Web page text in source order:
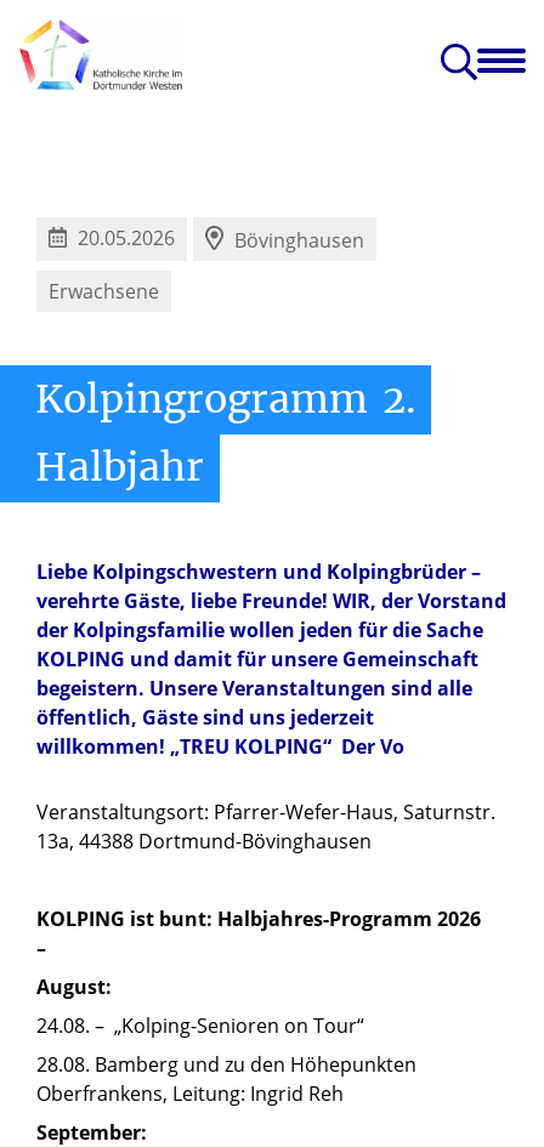
Caritas, Glaube
20.05.2026
Bövinghausen
Erwachsene
Kolpingrogramm 2.
Halbjahr
Liebe Kolpingschwestern und Kolpingbrüder –
verehrte Gäste, liebe Freunde! WIR, der Vorstand
der Kolpingsfamilie wollen jeden für die Sache
KOLPING und damit für unsere Gemeinschaft
begeistern. Unsere Veranstaltungen sind alle
öffentlich, Gäste sind uns jederzeit
willkommen! „TREU KOLPING“ Der Vo
Veranstaltungsort: Pfarrer-Wefer-Haus, Saturnstr.
13a, 44388 Dortmund-Bövinghausen
KOLPING ist bunt: Halbjahres-Programm 2026
–
August:
24.08. – „Kolping-Senioren on Tour“
28.08. Bamberg und zu den Höhepunkten
Oberfrankens, Leitung: Ingrid Reh
September: